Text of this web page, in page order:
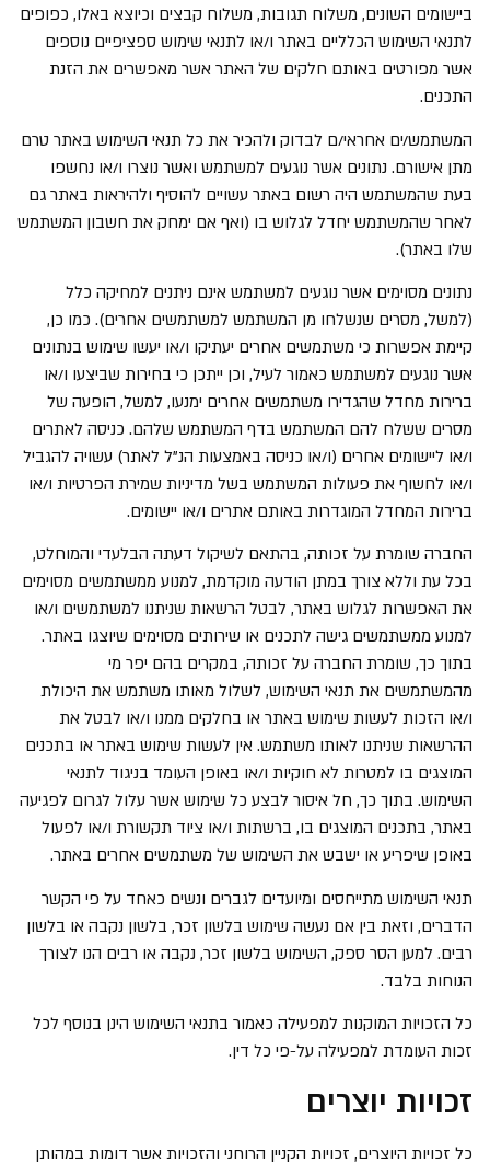
ביישומים השונים, משלוח תגובות, משלוח קבצים וכיוצא באלו, כפופים
לתנאי השימוש הכלליים באתר ו/או לתנאי שימוש ספציפיים נוספים
אשר מפורטים באותם חלקים של האתר אשר מאפשרים את הזנת
התכנים.
המשתמש/ים אחראי/ם לבדוק ולהכיר את כל תנאי השימוש באתר טרם
מתן אישורם. נתונים אשר נוגעים למשתמש ואשר נוצרו ו/או נחשפו
בעת שהמשתמש היה רשום באתר עשויים להוסיף ולהיראות באתר גם
לאחר שהמשתמש יחדל לגלוש בו (ואף אם ימחק את חשבון המשתמש
שלו באתר).
נתונים מסוימים אשר נוגעים למשתמש אינם ניתנים למחיקה כלל
(למשל, מסרים שנשלחו מן המשתמש למשתמשים אחרים). כמו כן,
קיימת אפשרות כי משתמשים אחרים יעתיקו ו/או יעשו שימוש בנתונים
אשר נוגעים למשתמש כאמור לעיל, וכן ייתכן כי בחירות שביצעו ו/או
ברירות מחדל שהגדירו משתמשים אחרים ימנעו, למשל, הופעה של
מסרים ששלח להם המשתמש בדף המשתמש שלהם. כניסה לאתרים
ו/או ליישומים אחרים (ו/או כניסה באמצעות הנ"ל לאתר) עשויה להגביל
ו/או לחשוף את פעולות המשתמש בשל מדיניות שמירת הפרטיות ו/או
ברירות המחדל המוגדרות באותם אתרים ו/או יישומים.
החברה שומרת על זכותה, בהתאם לשיקול דעתה הבלעדי והמוחלט,
בכל עת וללא צורך במתן הודעה מוקדמת, למנוע ממשתמשים מסוימים
את האפשרות לגלוש באתר, לבטל הרשאות שניתנו למשתמשים ו/או
למנוע ממשתמשים גישה לתכנים או שירותים מסוימים שיוצגו באתר.
בתוך כך, שומרת החברה על זכותה, במקרים בהם יפר מי
מהמשתמשים את תנאי השימוש, לשלול מאותו משתמש את היכולת
ו/או הזכות לעשות שימוש באתר או בחלקים ממנו ו/או לבטל את
ההרשאות שניתנו לאותו משתמש. אין לעשות שימוש באתר או בתכנים
המוצגים בו למטרות לא חוקיות ו/או באופן העומד בניגוד לתנאי
השימוש. בתוך כך, חל איסור לבצע כל שימוש אשר עלול לגרום לפגיעה
באתר, בתכנים המוצגים בו, ברשתות ו/או ציוד תקשורת ו/או לפעול
באופן שיפריע או ישבש את השימוש של משתמשים אחרים באתר.
תנאי השימוש מתייחסים ומיועדים לגברים ונשים כאחד על פי הקשר
הדברים, וזאת בין אם נעשה שימוש בלשון זכר, בלשון נקבה או בלשון
רבים. למען הסר ספק, השימוש בלשון זכר, נקבה או רבים הנו לצורך
הנוחות בלבד.
כל הזכויות המוקנות למפעילה כאמור בתנאי השימוש הינן בנוסף לכל
זכות העומדת למפעילה על-פי כל דין.
זכויות יוצרים
כל זכויות היוצרים, זכויות הקניין הרוחני והזכויות אשר דומות במהותן